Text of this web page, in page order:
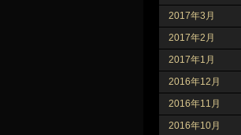
2017年3月
2017年2月
2017年1月
2016年12月
2016年11月
2016年10月